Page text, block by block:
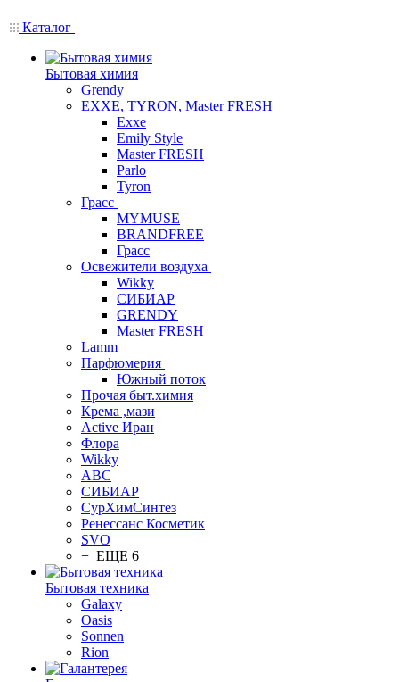
Каталог
Бытовая химия
Grendy
EXXE, TYRON, Master FRESH
Exxe
Emily Style
Master FRESH
Parlo
Tyron
Грасс
MYMUSE
BRANDFREE
Грасс
Освежители воздуха
Wikky
СИБИАР
GRENDY
Master FRESH
Lamm
Парфюмерия
Южный поток
Прочая быт.химия
Крема ,мази
Аctive Иран
Флора
Wikky
АВС
СИБИАР
СурХимСинтез
Ренессанс Косметик
SVO
+ ЕЩЕ 6
Бытовая техника
Galaxy
Oasis
Sonnen
Rion